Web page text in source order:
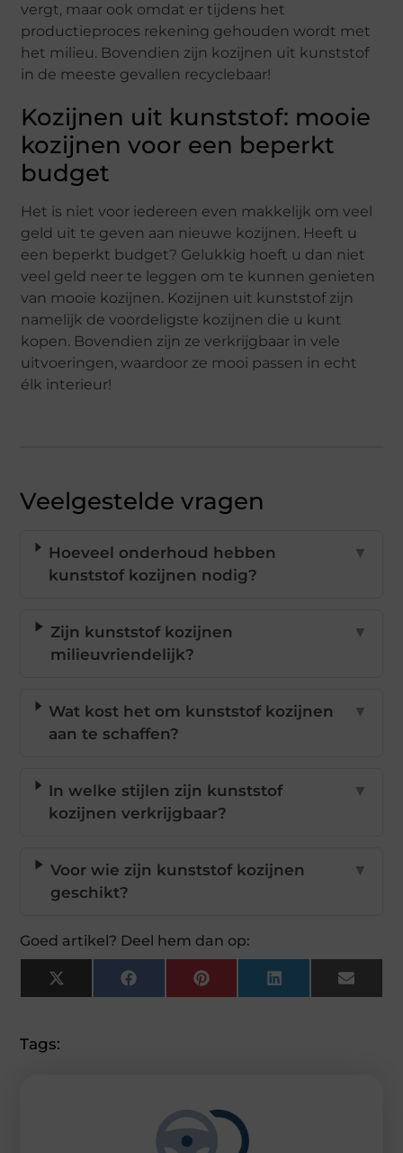
vergt, maar ook omdat er tijdens het
productieproces rekening gehouden wordt met
het milieu. Bovendien zijn kozijnen uit kunststof
in de meeste gevallen recyclebaar!
Kozijnen uit kunststof: mooie
kozijnen voor een beperkt
budget
Het is niet voor iedereen even makkelijk om veel
geld uit te geven aan nieuwe kozijnen. Heeft u
een beperkt budget? Gelukkig hoeft u dan niet
veel geld neer te leggen om te kunnen genieten
van mooie kozijnen. Kozijnen uit kunststof zijn
namelijk de voordeligste kozijnen die u kunt
kopen. Bovendien zijn ze verkrijgbaar in vele
uitvoeringen, waardoor ze mooi passen in echt
élk interieur!
Veelgestelde vragen
Hoeveel onderhoud hebben
kunststof kozijnen nodig?
▼
Zijn kunststof kozijnen
milieuvriendelijk?
▼
Wat kost het om kunststof kozijnen
aan te schaffen?
▼
In welke stijlen zijn kunststof
kozijnen verkrijgbaar?
▼
Voor wie zijn kunststof kozijnen
geschikt?
▼
Goed artikel? Deel hem dan op:
X
(Twitter)
FacebookPinterestLinkedInEmail
Tags: